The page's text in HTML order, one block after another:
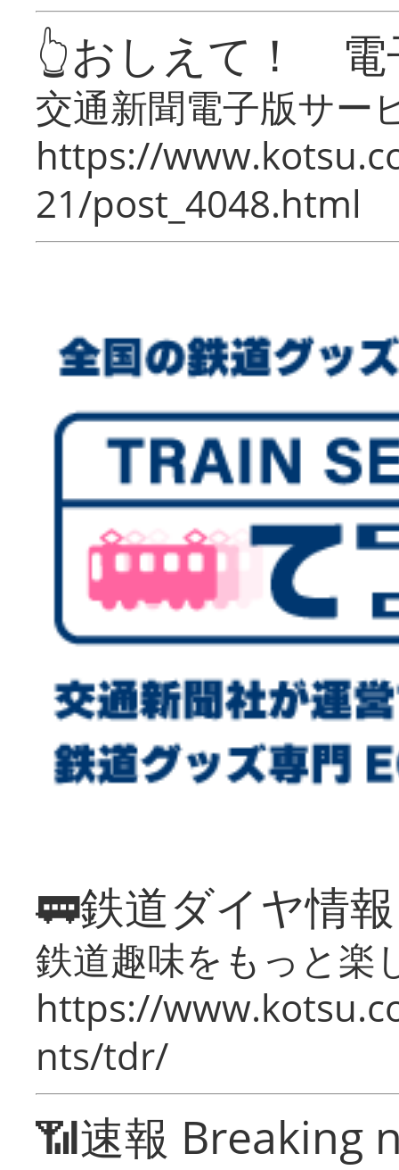
👆おしえて！ 電
交通新聞電子版サー
https://
21/post_4048.html
🚃鉄道ダイヤ情
鉄道趣味をもっと楽
https://
nts/tdr/
📶速報 Breaking